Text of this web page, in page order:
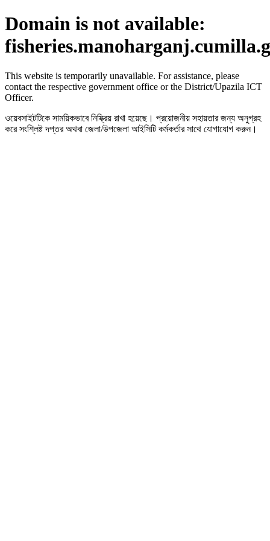
Domain is not available:
This website is temporarily unavailable. For assistance, please
contact the respective government office or the District/Upazila ICT
Officer.
ওয়েবসাইটটিকে সাময়িকভাবে নিষ্ক্রিয় রাখা হয়েছে। প্রয়োজনীয় সহায়তার জন্য অনুগ্রহ
করে সংশ্লিষ্ট দপ্তর অথবা জেলা/উপজেলা আইসিটি কর্মকর্তার সাথে যোগাযোগ করুন।